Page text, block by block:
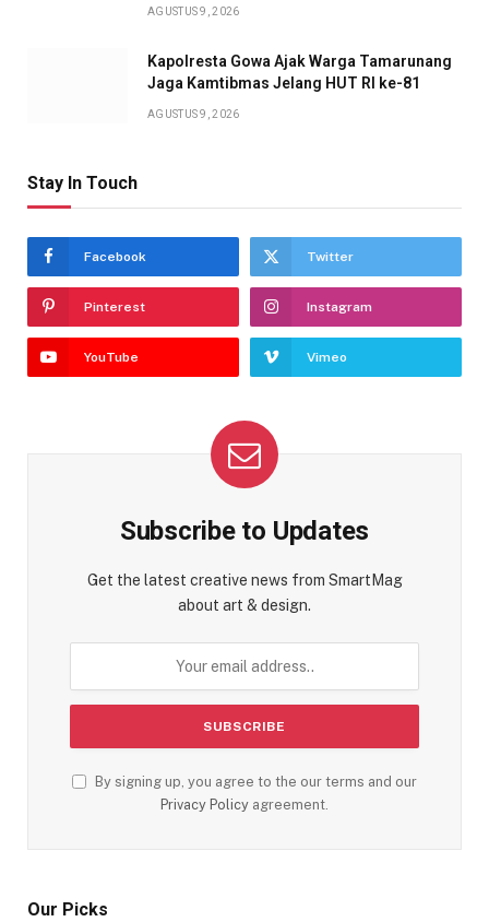
AGUSTUS 9, 2026
Kapolresta Gowa Ajak Warga Tamarunang
Jaga Kamtibmas Jelang HUT RI ke-81
AGUSTUS 9, 2026
Stay In Touch
Facebook Twitter
Pinterest Instagram
YouTube Vimeo
Subscribe to Updates
Get the latest creative news from SmartMag
about art & design.
By signing up, you agree to the our terms and our
Privacy Policy agreement.
Our Picks